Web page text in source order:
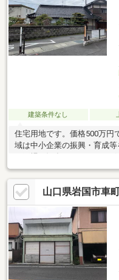
建築条件なし
住宅用地です。価格500万円
域は中小企業の振興・育成
の自由度が高い、平坦な地
の揃う当社が、お客様の幸
す。不動産に関することな
わせください(*^_^*)
山口県岩国市車